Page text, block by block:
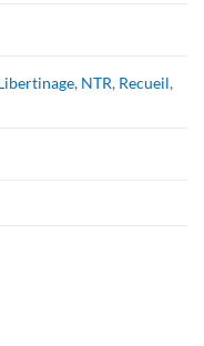
, NTR, Recueil,